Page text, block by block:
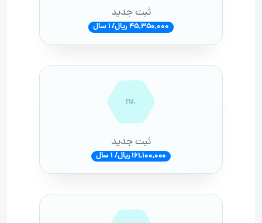
ثبت جدید
45,350,000 ریال/ 1 سال
.ru
ثبت جدید
161,100,000 ریال/ 1 سال